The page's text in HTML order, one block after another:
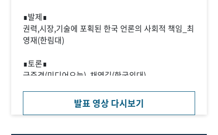
∎발제∎
권력,시장,기술에 포획된 한국 언론의 사회적 책임_최
영재(한림대)
∎토론∎
금준경(미디어오늘), 채영길(한국외대)
발표 영상 다시보기